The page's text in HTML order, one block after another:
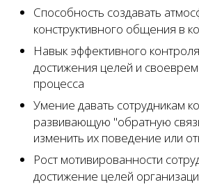
Способность создавать
конструктивного общения в
Навык эффективного
достижения целей и
процесса
Умение давать сотрудникам
развивающую "обратную
изменить их поведение или
Рост мотивированности
достижение целей